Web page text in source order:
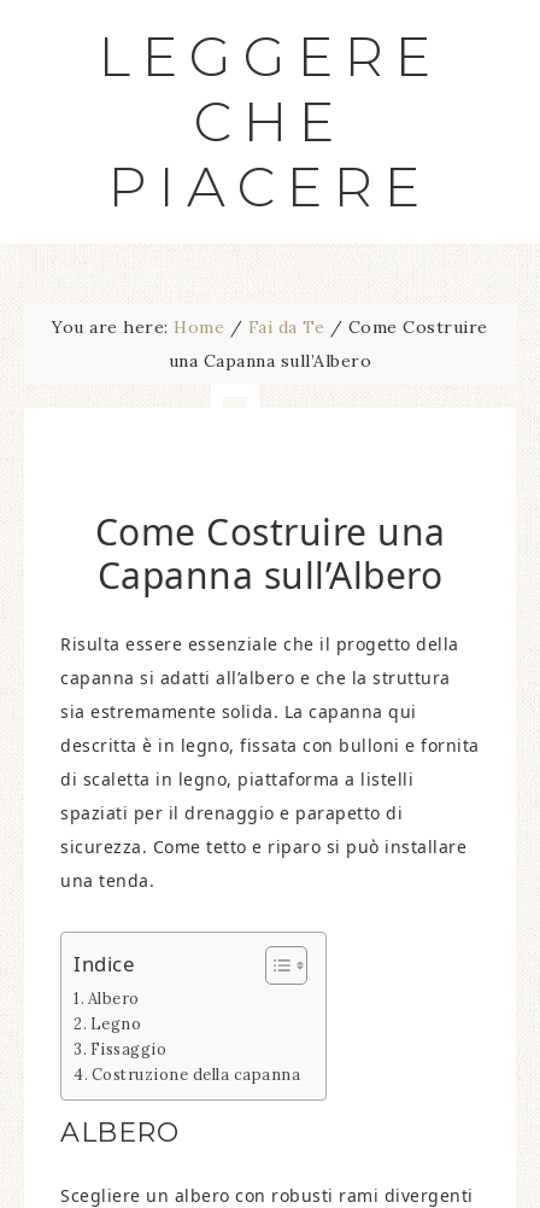
LEGGERE
CHE
PIACERE
You are here: Home / Fai da Te / Come Costruire
una Capanna sull’Albero
Come Costruire una
Capanna sull’Albero
Risulta essere essenziale che il progetto della
capanna si adatti all’albero e che la struttura
sia estremamente solida. La capanna qui
descritta è in legno, fissata con bulloni e fornita
di scaletta in legno, piattaforma a listelli
spaziati per il drenaggio e parapetto di
sicurezza. Come tetto e riparo si può installare
una tenda.
Indice
Albero
Legno
Fissaggio
Costruzione della capanna
ALBERO
Scegliere un albero con robusti rami divergenti